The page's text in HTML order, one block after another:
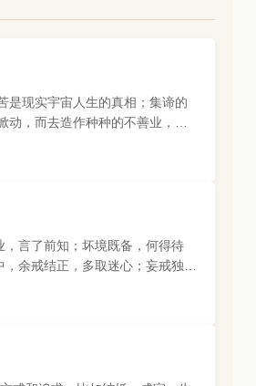
是现实宇宙人生的真相；集谛的
，而去造作种种的不善业，结
言了前知；坏境既备，何得待
余戒结正，多取迷心；妄戒独